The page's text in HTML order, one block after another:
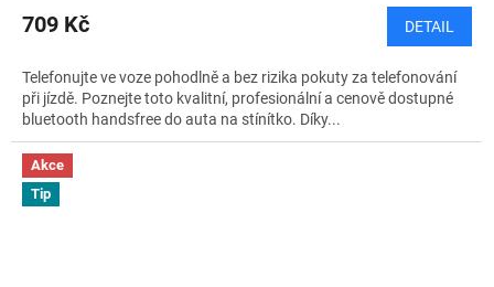
709 Kč DETAIL
Telefonujte ve voze pohodlně a bez rizika pokuty za telefonování
při jízdě. Poznejte toto kvalitní, profesionální a cenově dostupné
bluetooth handsfree do auta na stínítko. Díky...
Akce
Tip